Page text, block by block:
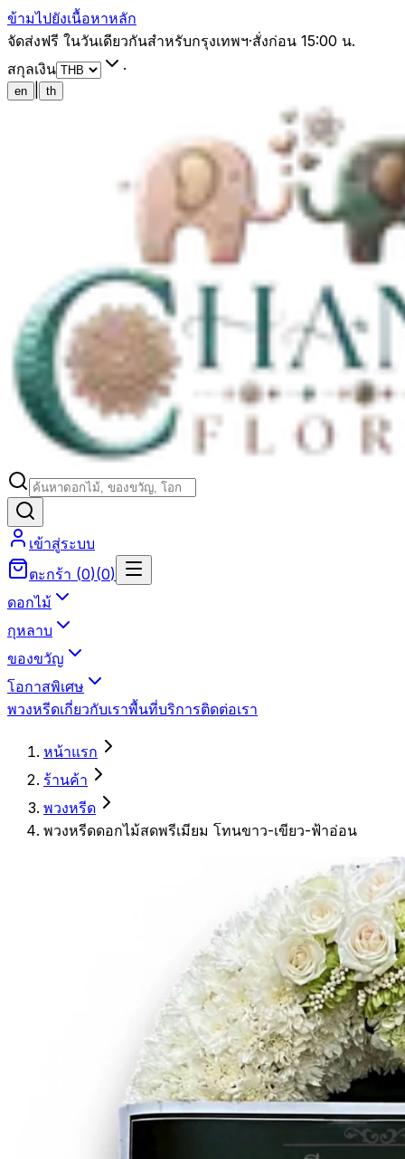
ข้ามไปยังเนื้อหาหลัก
จัดส่งฟรี ในวันเดียวกันสำหรับกรุงเทพฯ·สั่งก่อน 15:00 น.
สกุลเงิน
·
en th
เข้าสู่ระบบ
ตะกร้า (0)(0)
ดอกไม้
กุหลาบ
ของขวัญ
โอกาสพิเศษ
พวงหรีดเกี่ยวกับเราพื้นที่บริการติดต่อเรา
หน้าแรก
ร้านค้า
พวงหรีด
พวงหรีดดอกไม้สดพรีเมียม โทนขาว-เขียว-ฟ้าอ่อน